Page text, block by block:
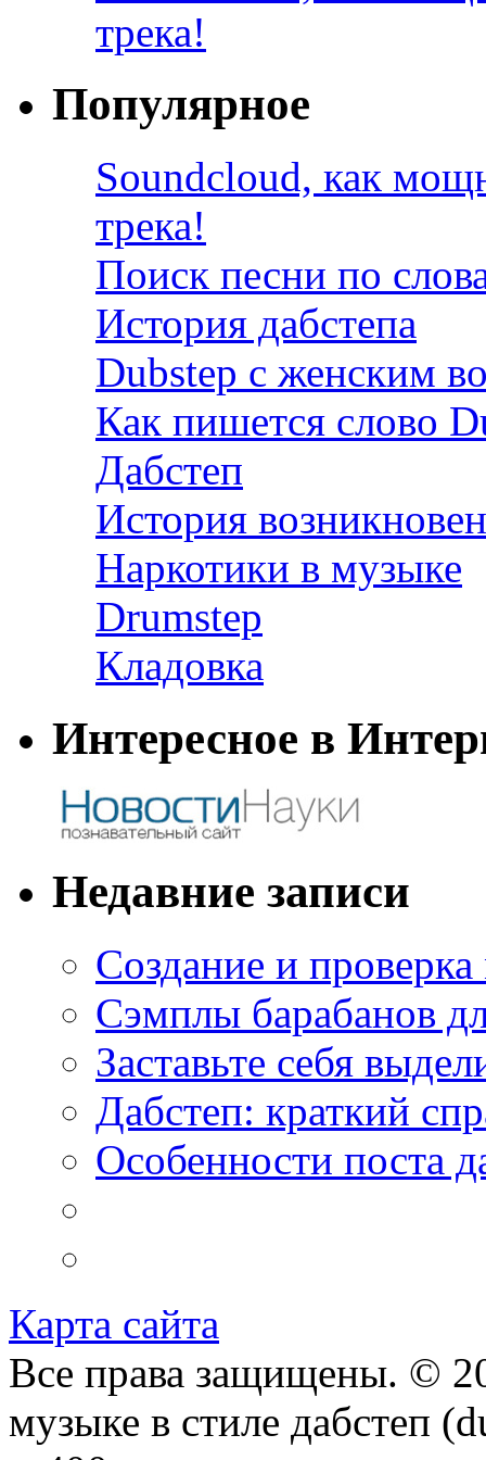
трека!
Популярное
Soundcloud, как
трека!
Поиск песни по
История дабстепа
Dubstep с женским
Как пишется слово
Дабстеп
История
Наркотики в музыке
Drumstep
Кладовка
Интересное в
Недавние записи
Создание и
Сэмплы барабанов
Заставьте себя
Дабстеп: краткий
Особенности поста
Карта сайта
Все права защищены. ©
музыке в стиле дабстеп